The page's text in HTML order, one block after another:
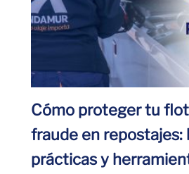
Cómo proteger tu
fraude en repostajes:
prácticas y